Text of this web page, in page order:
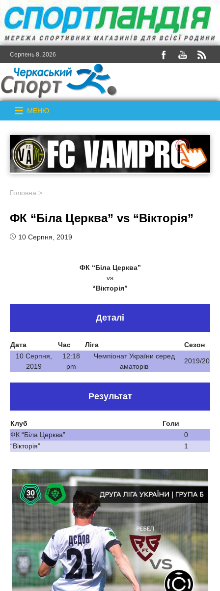
Серпень 8, 2026
МЕНЮ
Головна >
ФК “Біла Церква” vs “Вікторія”
10 Серпня, 2019
ФК “Біла Церква”
vs
“Вікторія”
Деталі
Дата Час Ліга
Сезон
10 Серпня,
2019
12:18
pm
Чемпіонат України серед
аматорів
2019/20
Результат
Клуб
Голи
ФК “Біла Церква”
0
“Вікторія”
1